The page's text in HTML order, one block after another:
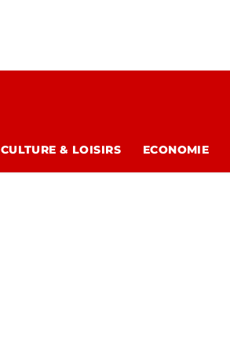
CULTURE & LOISIRS ECONOMIE